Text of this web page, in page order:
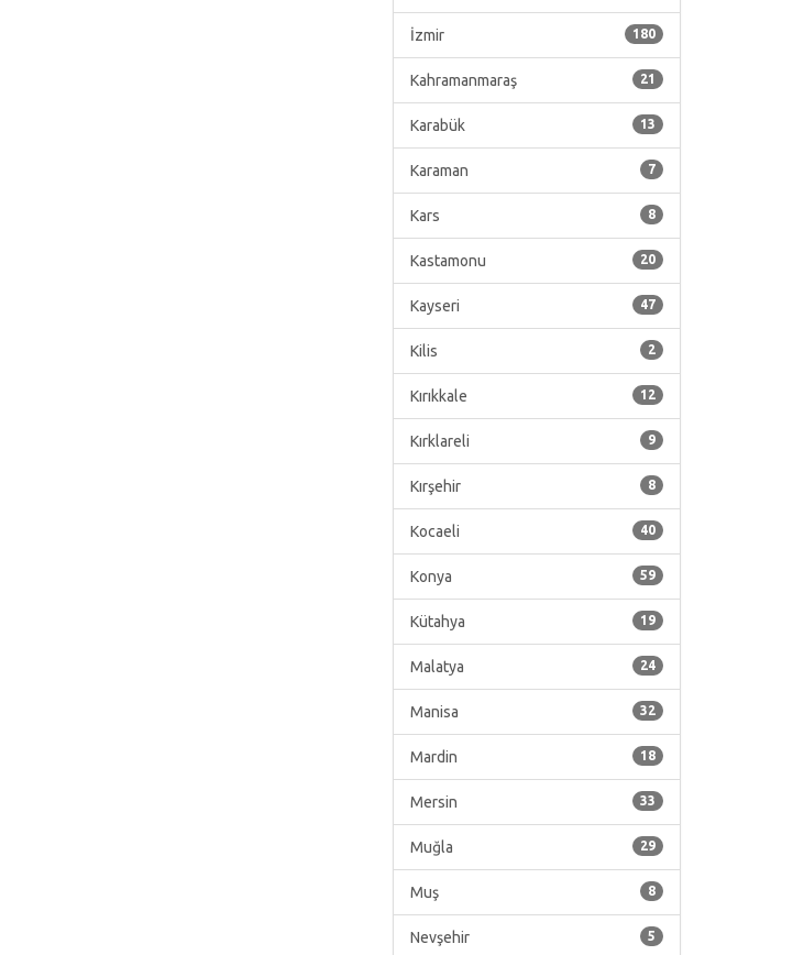
180
İzmir
21
Kahramanmaraş
13
Karabük
7
Karaman
8
Kars
20
Kastamonu
47
Kayseri
2
Kilis
12
Kırıkkale
9
Kırklareli
8
Kırşehir
40
Kocaeli
59
Konya
19
Kütahya
24
Malatya
32
Manisa
18
Mardin
33
Mersin
29
Muğla
8
Muş
5
Nevşehir